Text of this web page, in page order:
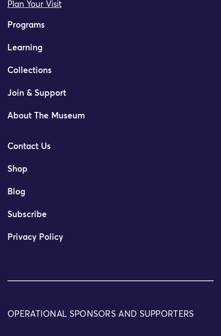
Plan Your Visit
Programs
Learning
Collections
Join & Support
About The Museum
Contact Us
Shop
Blog
Subscribe
Privacy Policy
OPERATIONAL SPONSORS AND SUPPORTERS